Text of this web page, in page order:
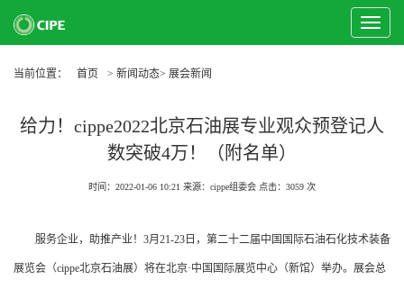
Toggle
当前位置：
首页 > 新闻动态> 展会新闻
给力！cippe2022北京石油展专业观众预登记人
数突破4万！（附名单）
时间：2022-01-06 10:21 来源：cippe组委会 点击： 3059 次
服务企业，助推产业！3月21-23日，第二十二届中国国际石油石化技术装备
展览会（cippe北京石油展）将在北京·中国国际展览中心（新馆）举办。展会总